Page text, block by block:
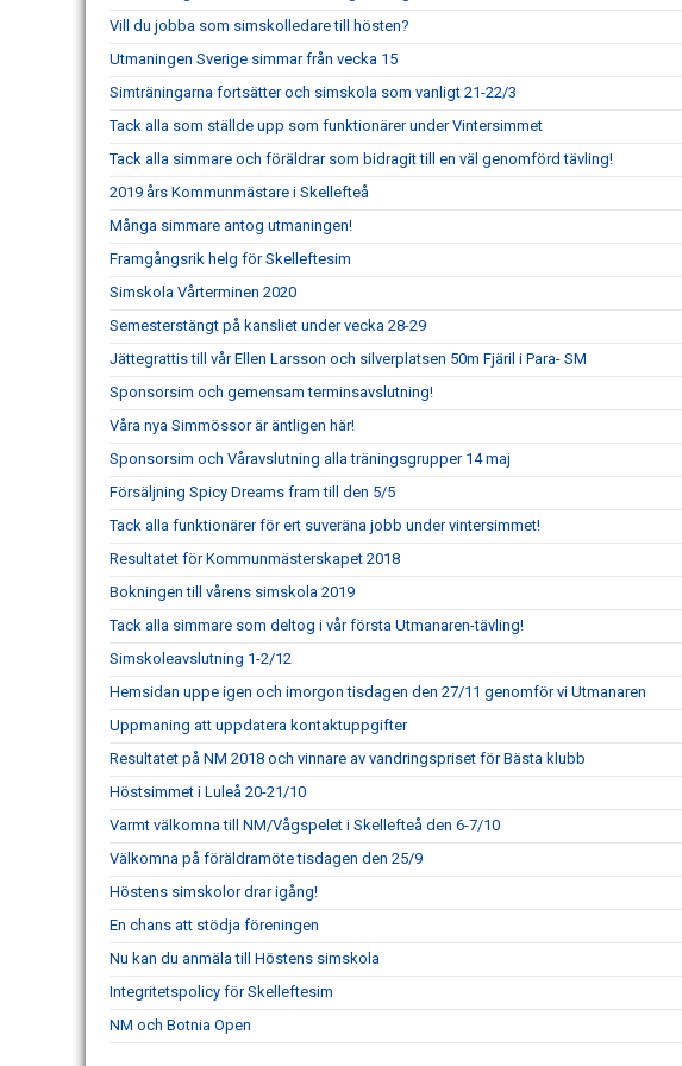
Vill du jobba som simskolledare till hösten?
Utmaningen Sverige simmar från vecka 15
Simträningarna fortsätter och simskola som vanligt 21-22/3
Tack alla som ställde upp som funktionärer under Vintersimmet
Tack alla simmare och föräldrar som bidragit till en väl genomförd tävling!
2019 års Kommunmästare i Skellefteå
Många simmare antog utmaningen!
Framgångsrik helg för Skelleftesim
Simskola Vårterminen 2020
Semesterstängt på kansliet under vecka 28-29
Jättegrattis till vår Ellen Larsson och silverplatsen 50m Fjäril i Para- SM
Sponsorsim och gemensam terminsavslutning!
Våra nya Simmössor är äntligen här!
Sponsorsim och Våravslutning alla träningsgrupper 14 maj
Försäljning Spicy Dreams fram till den 5/5
Tack alla funktionärer för ert suveräna jobb under vintersimmet!
Resultatet för Kommunmästerskapet 2018
Bokningen till vårens simskola 2019
Tack alla simmare som deltog i vår första Utmanaren-tävling!
Simskoleavslutning 1-2/12
Hemsidan uppe igen och imorgon tisdagen den 27/11 genomför vi Utmanaren
Uppmaning att uppdatera kontaktuppgifter
Resultatet på NM 2018 och vinnare av vandringspriset för Bästa klubb
Höstsimmet i Luleå 20-21/10
Varmt välkomna till NM/Vågspelet i Skellefteå den 6-7/10
Välkomna på föräldramöte tisdagen den 25/9
Höstens simskolor drar igång!
En chans att stödja föreningen
Nu kan du anmäla till Höstens simskola
Integritetspolicy för Skelleftesim
NM och Botnia Open